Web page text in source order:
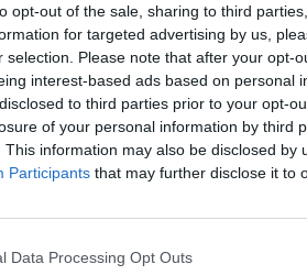
opt-out of the sale, sharing to third
for targeted advertising by us,
selection. Please note that after your opt-
interest-based ads based on personal
to third parties prior to your opt-
of your personal information by third
This information may also be disclosed by
Participants that may further disclose it to
Data Processing Opt Outs
Foros de Arrão | José
aposta na
- 10 de Outubro, 2025